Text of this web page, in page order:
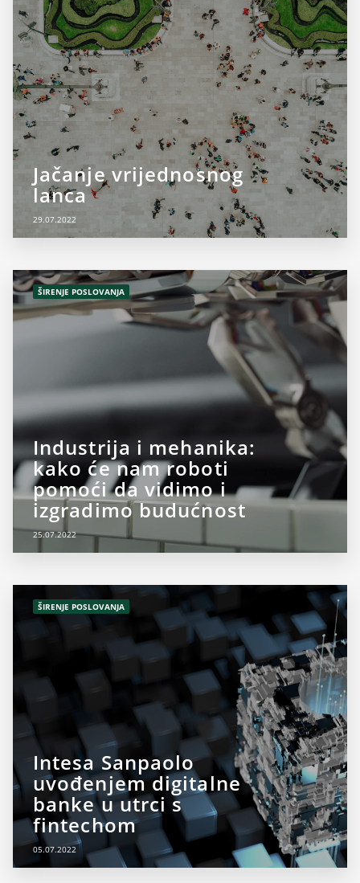
Jačanje vrijednosnog
lanca
29.07.2022
ŠIRENJE POSLOVANJA
Industrija i mehanika:
kako će nam roboti
pomoći da vidimo i
izgradimo budućnost
25.07.2022
ŠIRENJE POSLOVANJA
Intesa Sanpaolo
uvođenjem digitalne
banke u utrci s
fintechom
05.07.2022